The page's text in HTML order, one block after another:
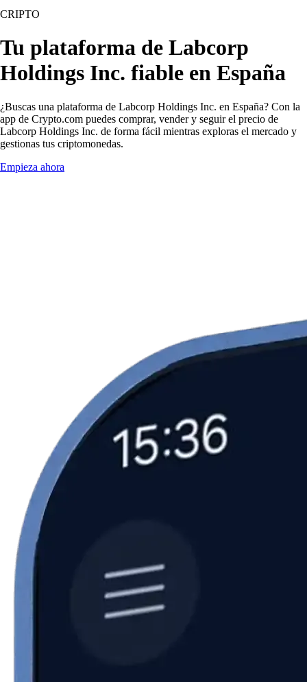
CRIPTO
Tu plataforma de Labcorp
Holdings Inc. fiable en España
¿Buscas una plataforma de Labcorp Holdings Inc. en España? Con la
app de Crypto.com puedes comprar, vender y seguir el precio de
Labcorp Holdings Inc. de forma fácil mientras exploras el mercado y
gestionas tus criptomonedas.
Empieza ahora